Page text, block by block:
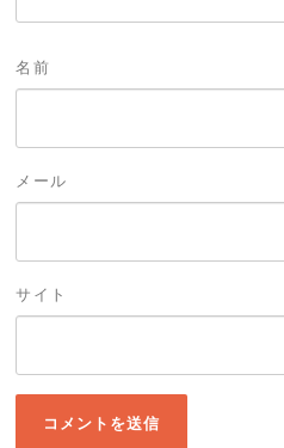
名前
メール
サイト